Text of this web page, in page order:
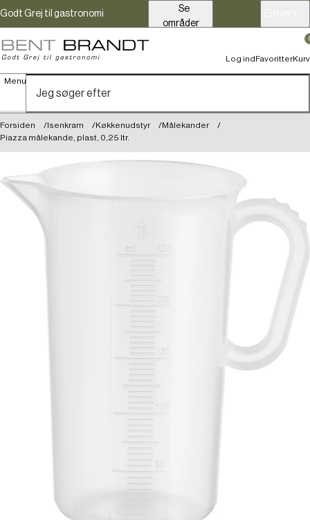
Godt Grej til gastronomi
områder
Menu
Log indFavoritterKurv
Forsiden Isenkram Køkkenudstyr
Målekander
Piazza målekande, plast, 0,25 ltr.